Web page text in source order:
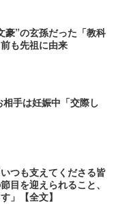
豪”の玄孫だった「教科
も先祖に由来
手は妊娠中「交際し
つも支えてくださる皆
目を迎えられること、
」【全文】